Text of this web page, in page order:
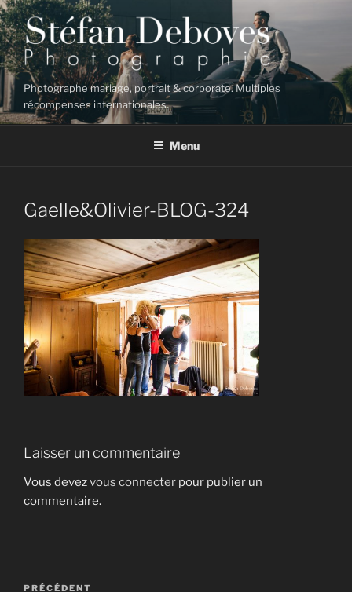
Aller
au
contenu
principal
Photographe mariage, portrait & corporate. Multiples
récompenses internationales.
Menu
Gaelle&Olivier-BLOG-324
Laisser un commentaire
Vous devezvous connecter pour publier un
commentaire.
Navigation
PRÉCÉDENT